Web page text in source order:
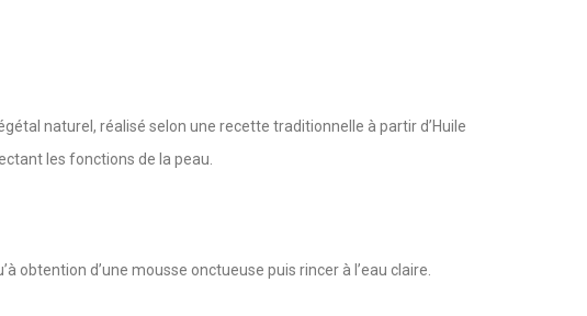
naturel, réalisé selon une recette traditionnelle à partir d’Huile
les fonctions de la peau.
obtention d’une mousse onctueuse puis rincer à l’eau claire.